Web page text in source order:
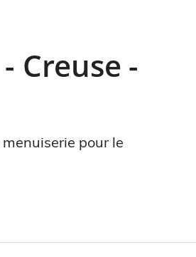
Creuse -
pour le